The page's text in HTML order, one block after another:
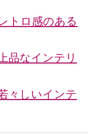
トロ感のある
品なインテリ
々しいインテ